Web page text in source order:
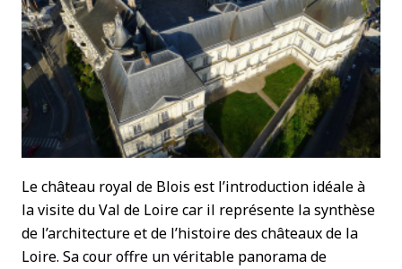
Le château royal de Blois est l’introduction idéale à
la visite du Val de Loire car il représente la synthèse
de l’architecture et de l’histoire des châteaux de la
Loire. Sa cour offre un véritable panorama de